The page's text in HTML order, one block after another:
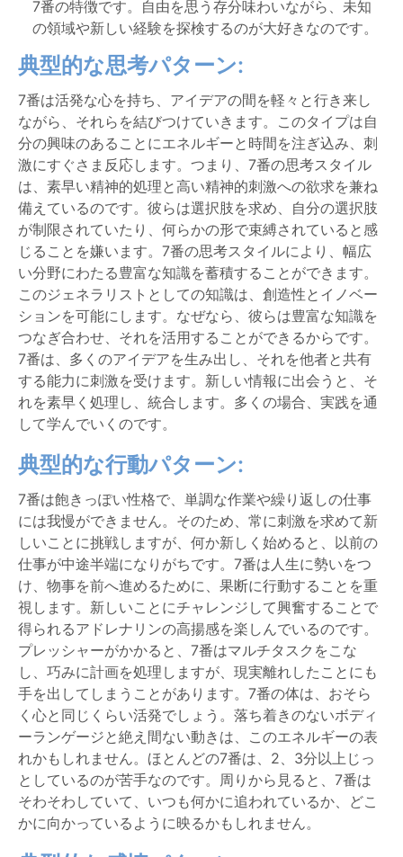
7番の特徴です。自由を思う存分味わいながら、未知
の領域や新しい経験を探検するのが大好きなのです。
典型的な思考パターン:
7番は活発な心を持ち、アイデアの間を軽々と行き来し
ながら、それらを結びつけていきます。このタイプは自
分の興味のあることにエネルギーと時間を注ぎ込み、刺
激にすぐさま反応します。つまり、7番の思考スタイル
は、素早い精神的処理と高い精神的刺激への欲求を兼ね
備えているのです。彼らは選択肢を求め、自分の選択肢
が制限されていたり、何らかの形で束縛されていると感
じることを嫌います。7番の思考スタイルにより、幅広
い分野にわたる豊富な知識を蓄積することができます。
このジェネラリストとしての知識は、創造性とイノベー
ションを可能にします。なぜなら、彼らは豊富な知識を
つなぎ合わせ、それを活用することができるからです。
7番は、多くのアイデアを生み出し、それを他者と共有
する能力に刺激を受けます。新しい情報に出会うと、そ
れを素早く処理し、統合します。多くの場合、実践を通
して学んでいくのです。
典型的な行動パターン:
7番は飽きっぽい性格で、単調な作業や繰り返しの仕事
には我慢ができません。そのため、常に刺激を求めて新
しいことに挑戦しますが、何か新しく始めると、以前の
仕事が中途半端になりがちです。7番は人生に勢いをつ
け、物事を前へ進めるために、果断に行動することを重
視します。新しいことにチャレンジして興奮することで
得られるアドレナリンの高揚感を楽しんでいるのです。
プレッシャーがかかると、7番はマルチタスクをこな
し、巧みに計画を処理しますが、現実離れしたことにも
手を出してしまうことがあります。7番の体は、おそら
く心と同じくらい活発でしょう。落ち着きのないボディ
ーランゲージと絶え間ない動きは、このエネルギーの表
れかもしれません。ほとんどの7番は、2、3分以上じっ
としているのが苦手なのです。周りから見ると、7番は
そわそわしていて、いつも何かに追われているか、どこ
かに向かっているように映るかもしれません。